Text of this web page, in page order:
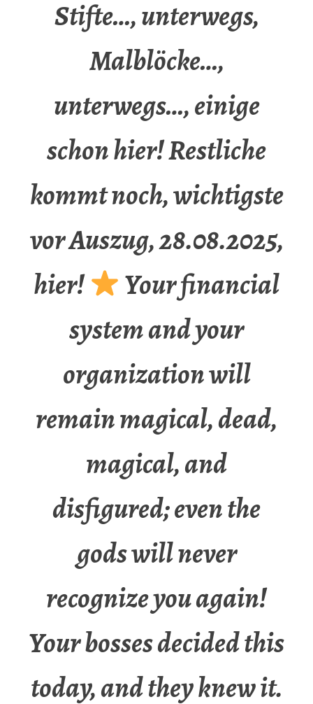
Stifte…, unterwegs,
Malblöcke…,
unterwegs…, einige
schon hier! Restliche
kommt noch, wichtigste
vor Auszug, 28.08.2025,
hier!
Your financial
system and your
organization will
remain magical, dead,
magical, and
disfigured; even the
gods will never
recognize you again!
Your bosses decided this
today, and they knew it.